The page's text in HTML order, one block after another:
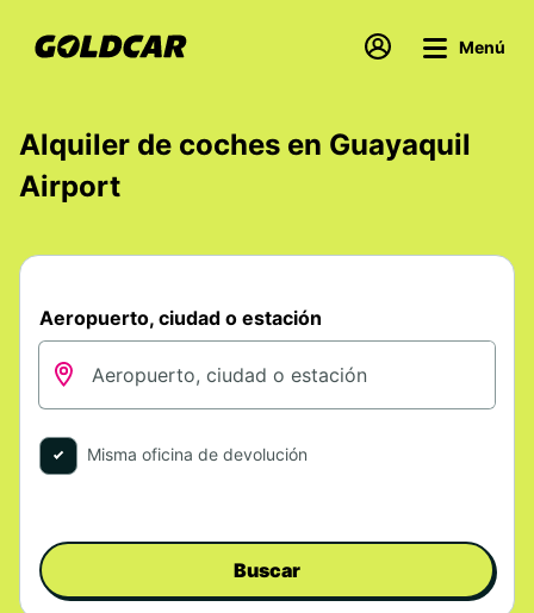
Menú
Alquiler de coches en Guayaquil
Airport
Aeropuerto, ciudad o estación
Misma oficina de devolución
Buscar